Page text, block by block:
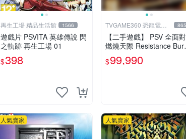
再生工場 精品生活館 1566
遊戲片 PSVITA 英雄傳說 閃
之軌跡 再生工場 01
$398
TVGAME360 恐龍電玩-
【二手遊戲】 PSV 全面
燃燒天際 Resistance
ng Skies 中文版 【台中恐
電玩】
$99,990
人氣賣家 人氣賣家